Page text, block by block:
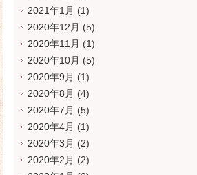
2021年1月 (1)
2020年12月 (5)
2020年11月 (1)
2020年10月 (5)
2020年9月 (1)
2020年8月 (4)
2020年7月 (5)
2020年4月 (1)
2020年3月 (2)
2020年2月 (2)